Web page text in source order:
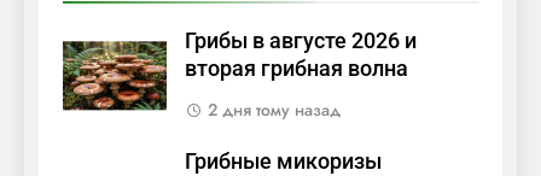
Грибы в августе 2026 и
вторая грибная волна
2 дня тому назад
Грибные микоризы